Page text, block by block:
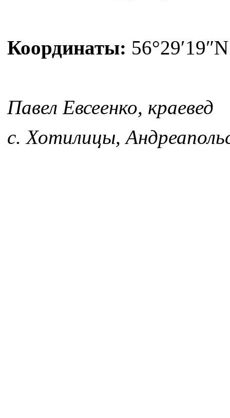
Координаты:
Павел Евсеенко, краевед
с. Хотилицы,